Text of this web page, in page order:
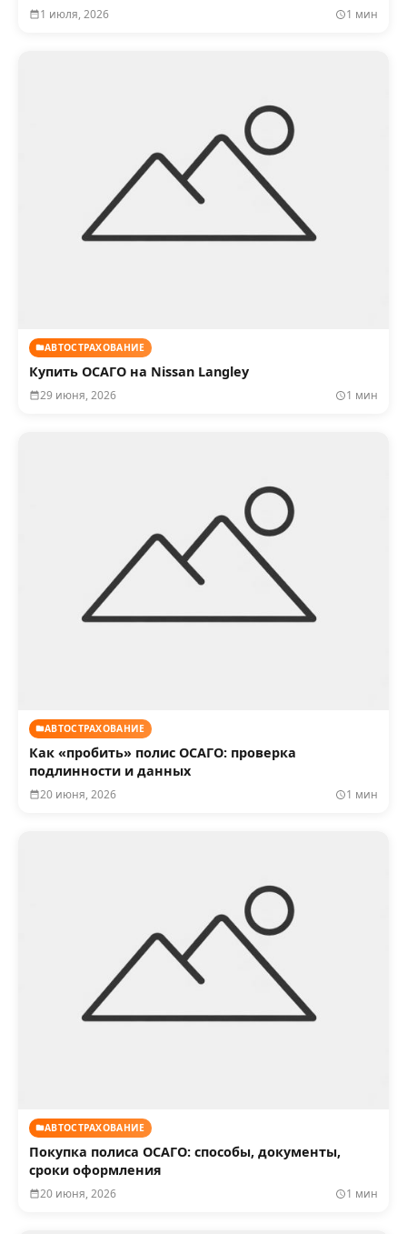
1 июля, 2026 1 мин
АВТОСТРАХОВАНИЕ
Купить ОСАГО на Nissan Langley
29 июня, 2026 1 мин
АВТОСТРАХОВАНИЕ
Как «пробить» полис ОСАГО: проверка
подлинности и данных
20 июня, 2026 1 мин
АВТОСТРАХОВАНИЕ
Покупка полиса ОСАГО: способы, документы,
сроки оформления
20 июня, 2026 1 мин